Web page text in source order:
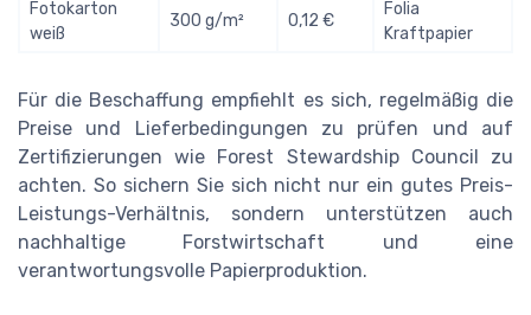
Fotokarton
weiß
300 g/m² 0,12 €
Folia
Kraftpapier
Für die Beschaffung empfiehlt es sich, regelmäßig die
Preise und Lieferbedingungen zu prüfen und auf
Zertifizierungen wie Forest Stewardship Council zu
achten. So sichern Sie sich nicht nur ein gutes Preis-
Leistungs-Verhältnis, sondern unterstützen auch
nachhaltige Forstwirtschaft und eine
verantwortungsvolle Papierproduktion.